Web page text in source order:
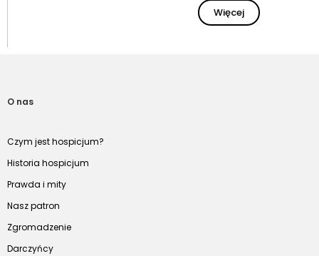
Więcej
O nas
Czym jest hospicjum?
Historia hospicjum
Prawda i mity
Nasz patron
Zgromadzenie
Darczyńcy